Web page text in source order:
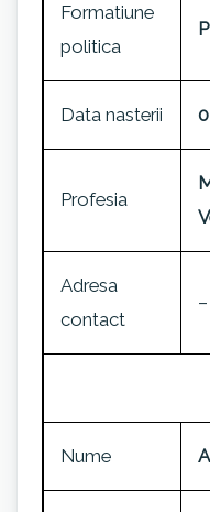
Formatiune
politica
Data nasterii
Profesia
Adresa
contact
–
Nume